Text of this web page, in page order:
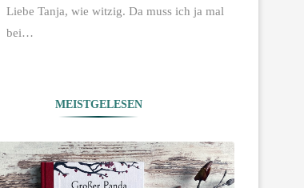
Liebe Tanja, wie witzig. Da muss ich ja mal
bei…
MEISTGELESEN